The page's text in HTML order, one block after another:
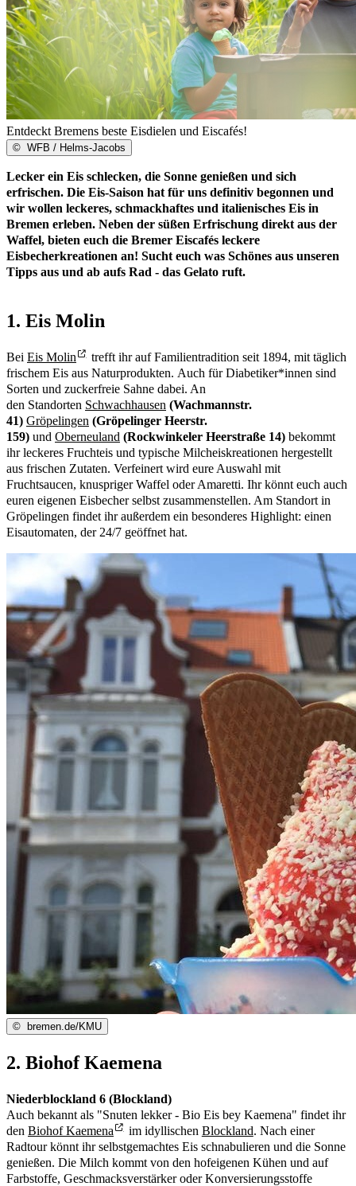
Entdeckt Bremens beste Eisdielen und Eiscafés!
© WFB / Helms-Jacobs
Lecker ein Eis schlecken, die Sonne genießen und sich
erfrischen. Die Eis-Saison hat für uns definitiv begonnen und
wir wollen leckeres, schmackhaftes und italienisches Eis in
Bremen erleben. Neben der süßen Erfrischung direkt aus der
Waffel, bieten euch die Bremer Eiscafés leckere
Eisbecherkreationen an! Sucht euch was Schönes aus unseren
Tipps aus und ab aufs Rad - das Gelato ruft.
1. Eis Molin
Bei Eis Molin
trefft ihr auf Familientradition seit 1894, mit täglich
frischem Eis aus Naturprodukten. Auch für Diabetiker*innen sind
Sorten und zuckerfreie Sahne dabei. An
den Standorten Schwachhausen (Wachmannstr.
41) Gröpelingen (Gröpelinger Heerstr.
159) und Oberneuland (Rockwinkeler Heerstraße 14) bekommt
ihr leckeres Fruchteis und typische Milcheiskreationen hergestellt
aus frischen Zutaten. Verfeinert wird eure Auswahl mit
Fruchtsaucen, knuspriger Waffel oder Amaretti. Ihr könnt euch auch
euren eigenen Eisbecher selbst zusammenstellen. Am Standort in
Gröpelingen findet ihr außerdem ein besonderes Highlight: einen
Eisautomaten, der 24/7 geöffnet hat.
© bremen.de/KMU
2. Biohof Kaemena
Niederblockland 6 (Blockland)
Auch bekannt als "Snuten lekker - Bio Eis bey Kaemena" findet ihr
den Biohof Kaemena im idyllischen Blockland. Nach einer
Radtour könnt ihr selbstgemachtes Eis schnabulieren und die Sonne
genießen. Die Milch kommt von den hofeigenen Kühen und auf
Farbstoffe, Geschmacksverstärker oder Konversierungsstoffe